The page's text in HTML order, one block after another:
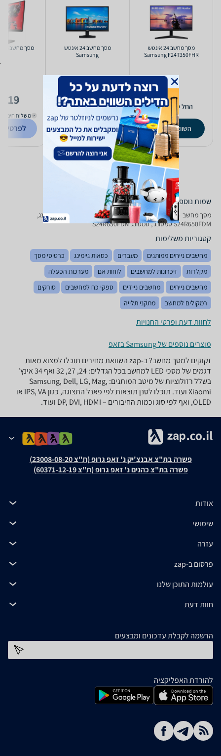
מסך מחשב ‏24 ‏אינטש
Samsung F24T350FHR
החל מ- 618
₪
השוואת מחירים
מסך מחשב ‏24 ‏אינטש
Samsung
החל מ-564
₪
השוואת מחירים
מסך מחשב Asus XG27WCS
משלוח חינם
לפרטים
שמות נוספים לדגם
מסך מחשב ‏ 24 ‏אינטש Samsung S 24 R 650 FDM Full HD סמסונג,
S24R650FDM סמסונג , סמסונג S24R650FDM
קטגוריות משלימות
מחשבים נייחים ממותגים מעבדים כסאות גיימינג
כרטיסי מסך
מקלדות
זיכרונות למחשבים לוחות אם
מערכות הפעלה
מחשבים נייחים
מחשבים ניידים ספקי כח למחשבים
סורקים
רמקולים למחשב
מתקני תלייה
לחוות דעת ופרטי החנויות
מוצרים נוספים של Samsung בזאפ
זקוקים למסך מחשב? ב-zap השוואת מחירים תוכלו למצוא מאות
דגמים של מסכי LED למחשב בכל הגדלים: 24, 27, 32 ואף 34 אינץ'
בשלל רזולוציות של מיטב המותגים: Samsung, Dell, LG, Mag,
Xiaomi ועוד. תוכלו לסנן תוצאות לפי פאנל התצוגה, כגון IPS, VA או
OLED, ואף לפי סוג וכמות החיבורים – DP, DVI, HDMI ועוד.
פשרה בת"צ אבנצ'יק נ' זאפ גרופ (ת"צ 23008-08-20)
פשרה בת"צ כהנים נ' זאפ גרופ (ת"צ 60371-12-19)
אודות
שימושי
עזרה
פרסום ב-zap
עולמות התוכן שלנו
חוות דעת
הרשמה לקבלת עדכונים ומבצעים
להורדת האפליקציה